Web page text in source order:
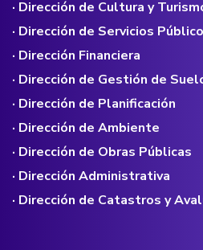
· Dirección de Cultura y
· Dirección de Servicios
· Dirección Financiera
· Dirección de Gestión de
· Dirección de Planificación
· Dirección de Ambiente
· Dirección de Obras Públicas
· Dirección Administrativa
· Dirección de Catastros y